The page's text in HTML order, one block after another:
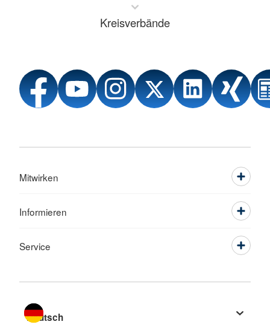
Kreisverbände
Mitwirken
Informieren
Service
Sprache wechseln zu